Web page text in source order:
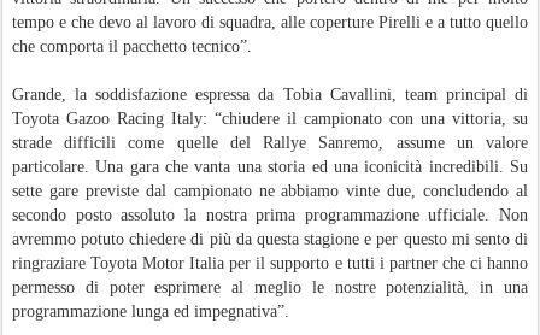
tempo e che devo al lavoro di squadra, alle coperture Pirelli e a tutto quello
che comporta il pacchetto tecnico”.
Grande, la soddisfazione espressa da Tobia Cavallini, team principal di
Toyota Gazoo Racing Italy: “chiudere il campionato con una vittoria, su
strade difficili come quelle del Rallye Sanremo, assume un valore
particolare. Una gara che vanta una storia ed una iconicità incredibili. Su
sette gare previste dal campionato ne abbiamo vinte due, concludendo al
secondo posto assoluto la nostra prima programmazione ufficiale. Non
avremmo potuto chiedere di più da questa stagione e per questo mi sento di
ringraziare Toyota Motor Italia per il supporto e tutti i partner che ci hanno
permesso di poter esprimere al meglio le nostre potenzialità, in una
programmazione lunga ed impegnativa”.